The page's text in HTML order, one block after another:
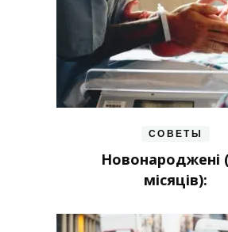
СОВЕТЫ
Новонароджені
місяців):